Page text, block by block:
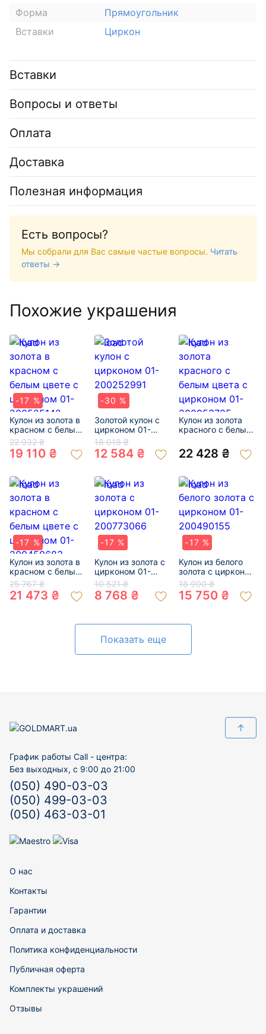
Форма
Прямоугольник
Вставки
Циркон
Вставки
Вопросы и ответы
Оплата
Доставка
Полезная информация
Есть вопросы?
Мы собрали для Вас самые частые вопросы. Читать
ответы →
Похожие украшения
-17 %
Кулон из золота в
красном с белым
цвете с цирконом
01-200525142
22 932 ₴
19 110 ₴
-30 %
Золотой кулон с
цирконом 01-
200252991
18 018 ₴
12 584 ₴
Кулон из золота
красного с белым
01-200953725
22 428 ₴
-17 %
Кулон из золота в
красном с белым
цвете с цирконом
01-200450683
25 767 ₴
21 473 ₴
-17 %
Кулон из золота с
цирконом 01-
200773066
10 521 ₴
8 768 ₴
-17 %
Кулон из белого
золота с цирконом
01-200490155
18 900 ₴
15 750 ₴
Показать еще
↑
График работы Call - центра:
Без выходных, с 9:00 до 21:00
(050) 490-03-03
(050) 499-03-03
(050) 463-03-01
О нас
Контакты
Гарантии
Оплата и доставка
Политика конфиденциальности
Публичная оферта
Комплекты украшений
Отзывы